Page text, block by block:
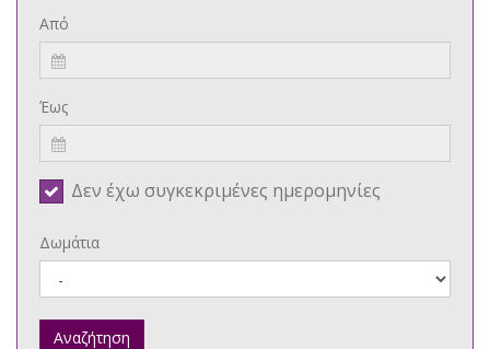
Από
Έως
Δεν έχω συγκεκριμένες ημερομηνίες
Δωμάτια
Αναζήτηση